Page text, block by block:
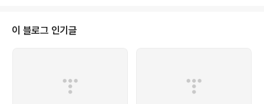
ubot-unix-server.html
이 블로그 인기글